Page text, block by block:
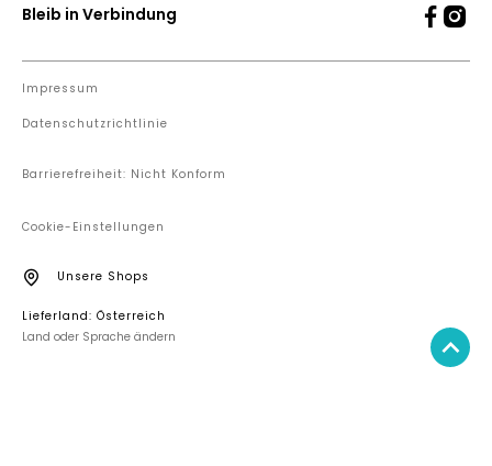
Bleib in Verbindung
Impressum
Datenschutzrichtlinie
Barrierefreiheit: Nicht Konform
Cookie-Einstellungen
Unsere Shops
Lieferland: Österreich
Land oder Sprache ändern